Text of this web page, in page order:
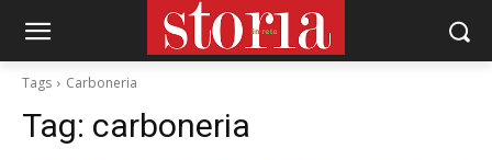
Tags Carboneria
Tag: carboneria